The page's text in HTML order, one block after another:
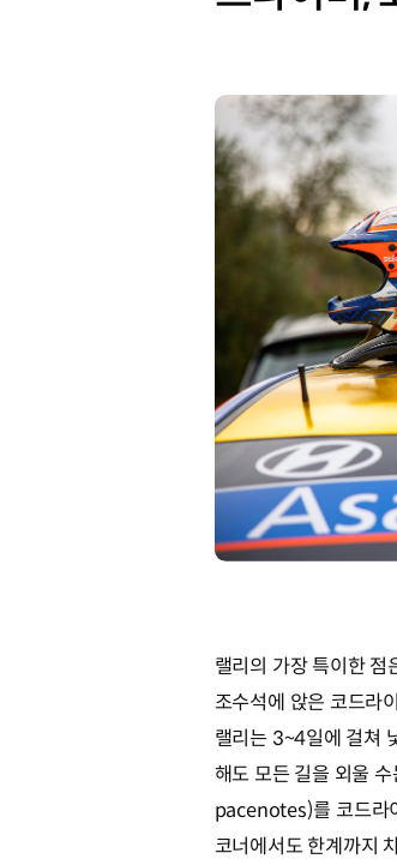
랠리의 가장 특이한 점
조수석에 앉은 코드라
랠리는 3~4일에 걸쳐
해도 모든 길을 외울
pacenotes)를 코드라
코너에서도 한계까지